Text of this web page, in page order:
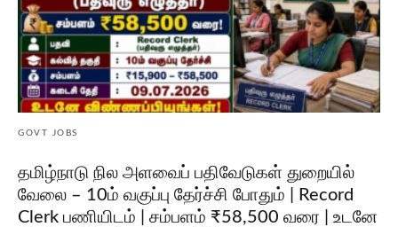
GOVT JOBS
தமிழ்நாடு நில அளவைப் பதிவேடுகள் துறையில்
வேலை – 10ம் வகுப்பு தேர்ச்சி போதும் | Record
Clerk பணியிடம் | சம்பளம் ₹58,500 வரை | உடனே